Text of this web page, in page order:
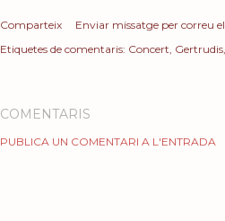
Comparteix
Enviar missatge per correu
Etiquetes de comentaris: Concert Gertrudis
COMENTARIS
PUBLICA UN COMENTARI A L'ENTRADA